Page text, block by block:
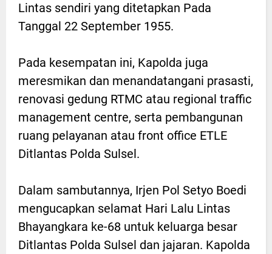
Lintas sendiri yang ditetapkan Pada
Tanggal 22 September 1955.
Pada kesempatan ini, Kapolda juga
meresmikan dan menandatangani prasasti,
renovasi gedung RTMC atau regional traffic
management centre, serta pembangunan
ruang pelayanan atau front office ETLE
Ditlantas Polda Sulsel.
Dalam sambutannya, Irjen Pol Setyo Boedi
mengucapkan selamat Hari Lalu Lintas
Bhayangkara ke-68 untuk keluarga besar
Ditlantas Polda Sulsel dan jajaran. Kapolda